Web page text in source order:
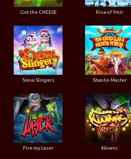
Get the CHEESE Rise of Ymir
Snow Slingers Shaolin Master
Fire my Laser Klowns